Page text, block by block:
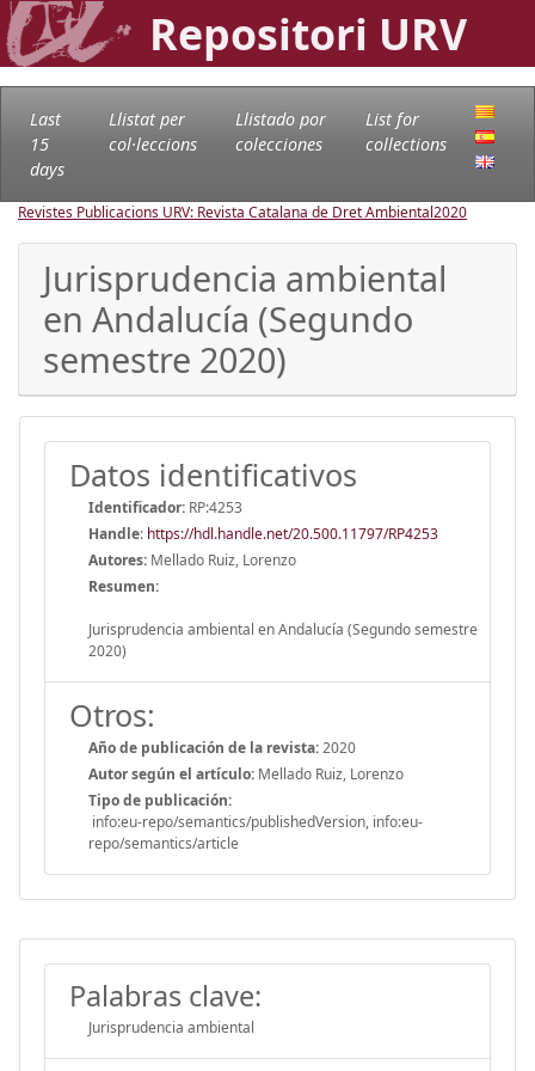
Repositori URV
Last
15
days
Llistat per
col·leccions
Llistado por
colecciones
List for
collections
Revistes Publicacions URV: Revista Catalana de Dret Ambiental2020
Jurisprudencia ambiental
en Andalucía (Segundo
semestre 2020)
Datos identificativos
Identificador: RP:4253
Handle: https://hdl.handle.net/20.500.11797/RP4253
Autores: Mellado Ruiz, Lorenzo
Resumen:
Jurisprudencia ambiental en Andalucía (Segundo semestre
2020)
Otros:
Año de publicación de la revista:2020
Autor según el artículo: Mellado Ruiz, Lorenzo
Tipo de publicación:
info:eu-repo/semantics/publishedVersion, info:eu-
repo/semantics/article
Palabras clave:
Jurisprudencia ambiental